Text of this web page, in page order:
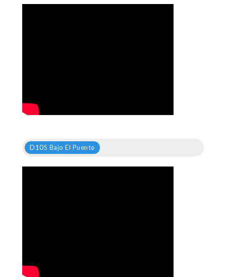
D10S Bajo El Puente